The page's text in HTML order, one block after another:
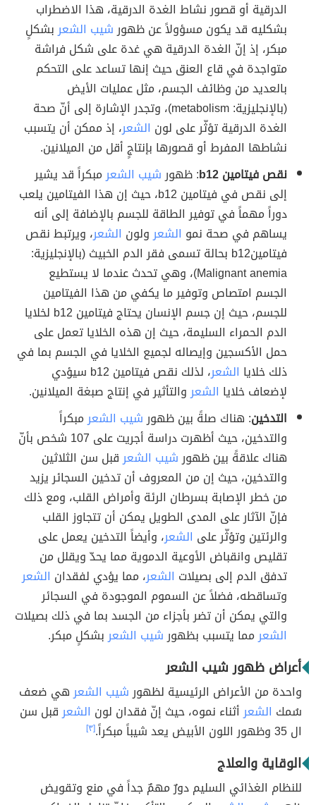
الدرقية أو قصور نشاط الغدة الدرقية، هذا الاضطراب
بشكليه قد يكون مسؤولاً عن ظهورشيب الشعربشكلٍ
مبكر، إذ إنّ الغدة الدرقية هي غدة على شكل فراشة
متواجدة في قاع العنق حيث إنها تساعد على التحكم
بالعديد من وظائف الجسم، مثل عمليات الأيض
(بالإنجليزية: metabolism)، وتجدر الإشارة إلى أنّ صحة
الغدة الدرقية تؤثّر على لون الشعر، إذ ممكن أن يتسبب
نشاطها المفرط أو قصورها بإنتاجٍ أقل من الميلانين.
نقص فيتامين b12
: ظهورشيب الشعرمبكراً قد يشير
إلى نقص في فيتامين b12، حيث إن هذا الفيتامين يلعب
دوراً مهماً في توفير الطاقة للجسم بالإضافة إلى أنه
يساهم في صحة نمو الشعرولون الشعر، ويرتبط نقص
فيتامينb12 بحالة تسمى فقر الدم الخبيث (بالإنجليزية:
Malignant anemia)، وهي تحدث عندما لا يستطيع
الجسم امتصاص وتوفير ما يكفي من هذا الفيتامين
للجسم، حيث إن جسم الإنسان يحتاج فيتامين b12 لخلايا
الدم الحمراء السليمة، حيث إن هذه الخلايا تعمل على
حمل الأكسجين وإيصاله لجميع الخلايا في الجسم بما في
ذلك خلايا الشعر
، لذلك نقص فيتامين b12 سيؤدي
لإضعاف خلايا الشعروالتأثير في إنتاج صبغة الميلانين.
التدخين: هناك صلةً بين ظهورشيب الشعرمبكراً
والتدخين، حيث أظهرت دراسة أجريت على 107 شخص بأنّ
هناك علاقةً بين ظهورشيب الشعرقبل سن الثلاثين
والتدخين، حيث إن من المعروف أن تدخين السجائر يزيد
من خطر الإصابة بسرطان الرئة وأمراض القلب، ومع ذلك
فإنّ الآثار على المدى الطويل يمكن أن تتجاوز القلب
والرئتين وتؤثّر على الشعر، وأيضاً التدخين يعمل على
تقليص وانقباض الأوعية الدموية مما يحدّ ويقلل من
تدفق الدم إلى بصيلات الشعر، مما يؤدي لفقدان الشعر
وتساقطه، فضلاً عن السموم الموجودة في السجائر
والتي يمكن أن تضر بأجزاء من الجسد بما في ذلك بصيلات
الشعرمما يتسبب بظهورشيب الشعربشكلٍ مبكر.
أعراض ظهور شيب الشعر
واحدة من الأعراض الرئيسية لظهورشيب الشعرهي ضعف
سُمك الشعرأثناء نموه، حيث إنّ فقدان لون الشعرقبل سن
ال 35 وظهور اللون الأبيض يعد شيباً مبكراً.
[٣]
الوقاية والعلاج
للنظام الغذائي السليم دورٌ مهمٌ جداً في منع وتقويض